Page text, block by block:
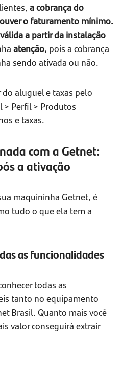
a cobrança do
o faturamento mínimo.
a partir da instalação
atenção, pois a cobrança
sendo ativada ou não.
aluguel e taxas pelo
> Perfil > Produtos
e taxas.
com a Getnet:
a ativação
maquininha Getnet, é
tudo o que ela tem a
as funcionalidades
todas as
tanto no equipamento
Brasil. Quanto mais você
valor conseguirá extrair